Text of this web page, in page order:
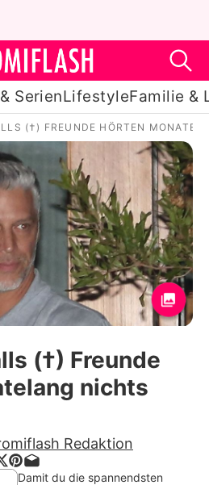
SerienLifestyleFamilie &
Royals
Stars
& Serien
Lifestyle
& Liebe
Exklusiv
auf Promiflash
runterladen
Team
(†) FREUNDE HÖRTEN
(†) Freunde
nichts
Redaktion
Damit du die spannendsten